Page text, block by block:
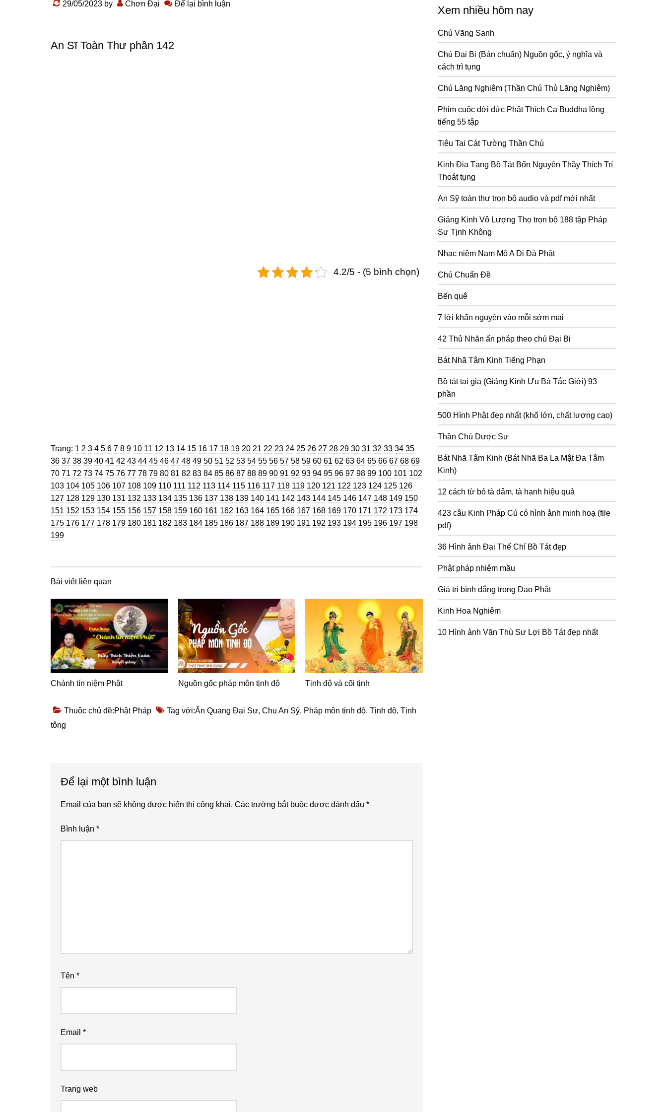
29/05/2023 by Chơn Đại Để lại bình luận
An Sĩ Toàn Thư phần 142
4.2/5 - (5 bình chọn)
Trang: Trang
1 Trang
2 Trang
3 Trang
4 Trang
5 Trang
6 Trang
7 Trang
8 Trang
9 Trang
10 Trang
11 Trang
12 Trang
13 Trang
14 Trang
15 Trang
16 Trang
17 Trang
18 Trang
19 Trang
20 Trang
21 Trang
22 Trang
23 Trang
24 Trang
25 Trang
26 Trang
27 Trang
28 Trang
29 Trang
30 Trang
31 Trang
32 Trang
33 Trang
34 Trang
35Trang
36 Trang
37 Trang
38 Trang
39 Trang
40 Trang
41 Trang
42 Trang
43 Trang
44 Trang
45 Trang
46 Trang
47 Trang
48 Trang
49 Trang
50 Trang
51 Trang
52 Trang
53 Trang
54 Trang
55 Trang
56 Trang
57 Trang
58 Trang
59 Trang
60 Trang
61 Trang
62 Trang
63 Trang
64 Trang
65 Trang
66 Trang
67 Trang
68 Trang
69Trang
70 Trang
71 Trang
72 Trang
73 Trang
74 Trang
75 Trang
76 Trang
77 Trang
78 Trang
79 Trang
80 Trang
81 Trang
82 Trang
83 Trang
84 Trang
85 Trang
86 Trang
87 Trang
88 Trang
89 Trang
90 Trang
91 Trang
92 Trang
93 Trang
94 Trang
95 Trang
96 Trang
97 Trang
98 Trang
99 Trang
100 Trang
101 Trang
102
Trang
103 Trang
104 Trang
105 Trang
106 Trang
107 Trang
108 Trang
109 Trang
110 Trang
111 Trang
112 Trang
113 Trang
114 Trang
115 Trang
116 Trang
117 Trang
118 Trang
119 Trang
120 Trang
121 Trang
122 Trang
123 Trang
124 Trang
125 Trang
126Trang
127 Trang
128 Trang
129 Trang
130 Trang
131 Trang
132 Trang
133 Trang
134 Trang
135 Trang
136 Trang
137 Trang
138 Trang
139 Trang
140 Trang
141 Trang
142 Trang
143 Trang
144 Trang
145 Trang
146 Trang
147 Trang
148 Trang
149 Trang
150Trang
151 Trang
152 Trang
153 Trang
154 Trang
155 Trang
156 Trang
157 Trang
158 Trang
159 Trang
160 Trang
161 Trang
162 Trang
163 Trang
164 Trang
165 Trang
166 Trang
167 Trang
168 Trang
169 Trang
170 Trang
171 Trang
172 Trang
173 Trang
174Trang
175 Trang
176 Trang
177 Trang
178 Trang
179 Trang
180 Trang
181 Trang
182 Trang
183 Trang
184 Trang
185 Trang
186 Trang
187 Trang
188 Trang
189 Trang
190 Trang
191 Trang
192 Trang
193 Trang
194 Trang
195 Trang
196 Trang
197 Trang
198Trang
199
Bài viết liên quan
Chánh tín niệm Phật Nguồn gốc pháp môn tịnh độ Tịnh độ và cõi tịnh
Thuộc chủ đề:Phật Pháp Tag với:Ấn Quang Đại Sư, Chu An Sỹ, Pháp môn tịnh độ, Tịnh độ, Tịnh
tông
Interactions
Để lại một bình luận
Email của bạn sẽ không được hiển thị công khai. Các trường bắt buộc được đánh dấu *
Bình luận *
Tên *
Email *
Trang web
Xem nhiều hôm nay
Chú Vãng Sanh
Chú Đại Bi (Bản chuẩn) Nguồn gốc, ý nghĩa và
cách trì tụng
Chú Lăng Nghiêm (Thần Chú Thủ Lăng Nghiêm)
Phim cuộc đời đức Phật Thích Ca Buddha lồng
tiếng 55 tập
Tiêu Tai Cát Tường Thần Chú
Kinh Địa Tạng Bồ Tát Bổn Nguyện Thầy Thích Trí
Thoát tụng
An Sỹ toàn thư trọn bộ audio và pdf mới nhất
Giảng Kinh Vô Lượng Thọ trọn bộ 188 tập Pháp
Sư Tịnh Không
Nhạc niệm Nam Mô A Di Đà Phật
Chú Chuẩn Đề
Bến quê
7 lời khấn nguyện vào mỗi sớm mai
42 Thủ Nhãn ấn pháp theo chú Đại Bi
Bát Nhã Tâm Kinh Tiếng Phạn
Bồ tát tại gia (Giảng Kinh Ưu Bà Tắc Giới) 93
phần
500 Hình Phật đẹp nhất (khổ lớn, chất lượng cao)
Thần Chú Dược Sư
Bát Nhã Tâm Kinh (Bát Nhã Ba La Mật Đa Tâm
Kinh)
12 cách từ bỏ tà dâm, tà hạnh hiệu quả
423 câu Kinh Pháp Cú có hình ảnh minh hoạ (file
pdf)
36 Hình ảnh Đại Thế Chí Bồ Tát đẹp
Phật pháp nhiệm mầu
Giá trị bình đẳng trong Đạo Phật
Kinh Hoa Nghiêm
10 Hình ảnh Văn Thù Sư Lợi Bồ Tát đẹp nhất